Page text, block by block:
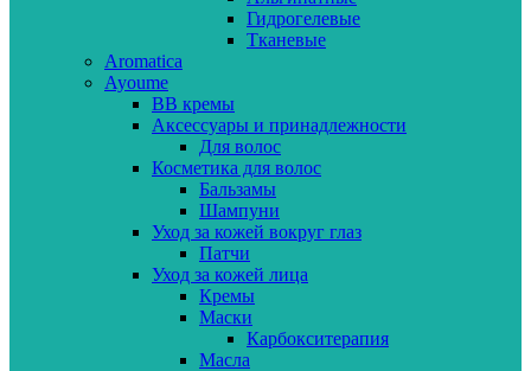
Гидрогелевые
Тканевые
Aromatica
Ayoume
BB кремы
Аксессуары и принадлежности
Для волос
Косметика для волос
Бальзамы
Шампуни
Уход за кожей вокруг глаз
Патчи
Уход за кожей лица
Кремы
Маски
Карбокситерапия
Масла